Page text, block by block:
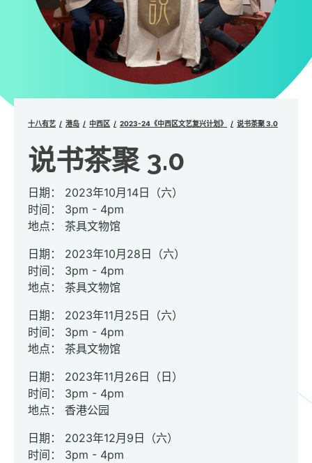
十八有艺 港岛 中西区 2023-24《中西区文艺复兴计划》 说书茶聚 3.0
说书茶聚 3.0
日期： 2023年10月14日（六）
时间： 3pm - 4pm
地点： 茶具文物馆
日期： 2023年10月28日（六）
时间： 3pm - 4pm
地点： 茶具文物馆
日期： 2023年11月25日（六）
时间： 3pm - 4pm
地点： 茶具文物馆
日期： 2023年11月26日（日）
时间： 3pm - 4pm
地点： 香港公园
日期： 2023年12月9日（六）
时间： 3pm - 4pm